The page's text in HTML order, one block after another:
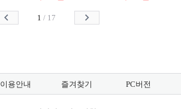
1 / 17
이용안내 즐겨찾기 PC버전